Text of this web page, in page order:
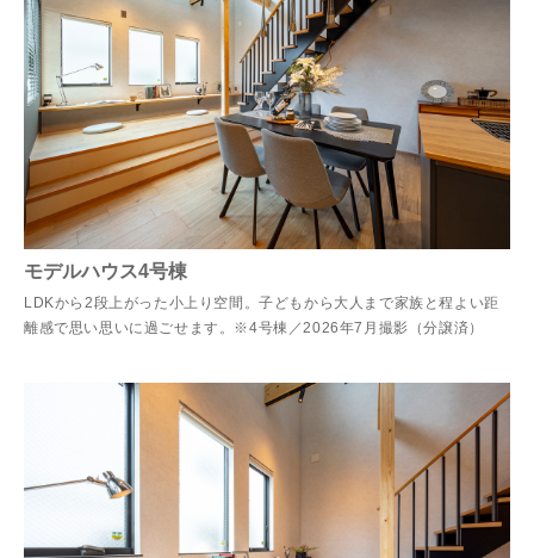
モデルハウス4号棟
LDKから2段上がった小上り空間。子どもから大人まで家族と程よい距
離感で思い思いに過ごせます。※4号棟／2026年7月撮影（分譲済）